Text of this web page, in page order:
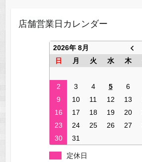
店舗営業日カレンダー
2026年 8月
日
月 火 水 木
2
3 4 5 6
9
10 11 12 13
16
17 18 19 20
23
24 25 26 27
30
31
定休日